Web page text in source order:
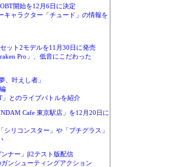
開始を12月6日に決定
キャラクター「チュード」の情報を
ット2モデルを11月30日に発売
Pro」、低音にこだわった
、叶えし者」
」とのライブバトルを紹介
Cafe 東京駅店」を12月20日に
リコンスター」や「プチグラス」
ナー」β2テスト版配信
ンシューティングアクション